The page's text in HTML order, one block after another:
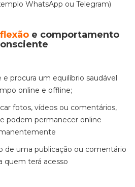
WhatsApp ou Telegram)
e comportamento
e procura um equilíbrio saudável
online e offline;
fotos, vídeos ou comentários,
podem permanecer online
de uma publicação ou comentário
quem terá acesso